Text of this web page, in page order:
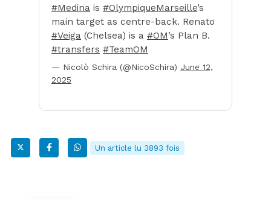
#Medina is #OlympiqueMarseille’s
main target as centre-back. Renato
#Veiga (Chelsea) is a #OM’s Plan B.
#transfers #TeamOM
— Nicolò Schira (@NicoSchira) June 12,
2025
Un article lu 3893 fois